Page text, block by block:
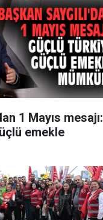
1 Mayıs mesajı:
emekle